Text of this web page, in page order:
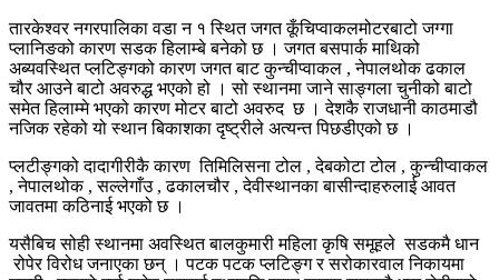
तारकेश्वर नगरपालिका वडा न १ स्थित जगत कूँचिप्वाकलमोटरबाटो जग्गा
प्लानिङको कारण सडक हिलाम्बे बनेको छ । जगत बसपार्क माथिको
अब्यवस्थित प्लटिङ्गको कारण जगत बाट कुन्चीप्वाकल , नेपालथोक ढकाल
चौर आउने बाटो अवरुद्ध भएको हो । सो स्थानमा जाने साङ्गला चुनीको बाटो
समेत हिलाम्मे भएको कारण मोटर बाटो अवरुद छ । देशकै राजधानी काठमाडौ
नजिक रहेको यो स्थान बिकाशका दृष्ट्रीले अत्यन्त पिछडीएको छ ।
प्लटीङ्गको दादागीरीकै कारण तिमिलिसना टोल , देबकोटा टोल , कुन्चीप्वाकल
, नेपालथोक , सल्लेगाँउ , ढकालचौर , देवीस्थानका बासीन्दाहरुलाई आवत
जावतमा कठिनाई भएको छ ।
यसैबिच सोही स्थानमा अवस्थित बालकुमारी महिला कृषि समूहले सडकमै धान
रोपेर विरोध जनाएका छन् । पटक पटक प्लटिङ्ग र सरोकारवाल निकायमा